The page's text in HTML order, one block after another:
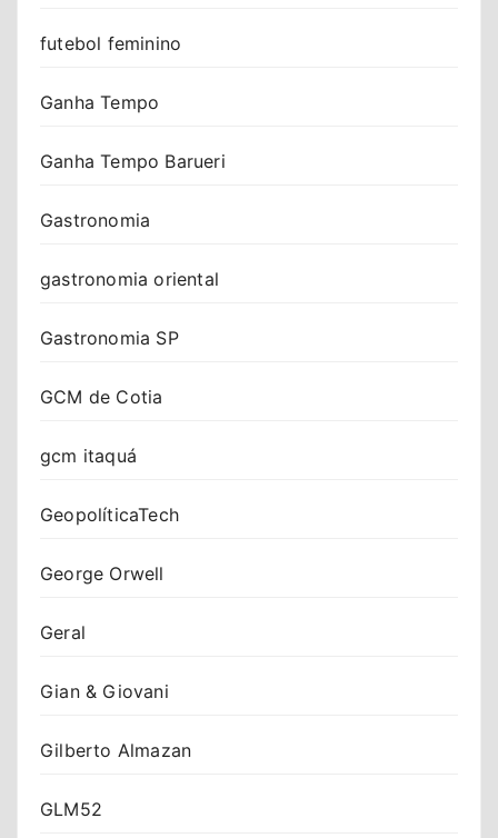
futebol feminino
Ganha Tempo
Ganha Tempo Barueri
Gastronomia
gastronomia oriental
Gastronomia SP
GCM de Cotia
gcm itaquá
GeopolíticaTech
George Orwell
Geral
Gian & Giovani
Gilberto Almazan
GLM52